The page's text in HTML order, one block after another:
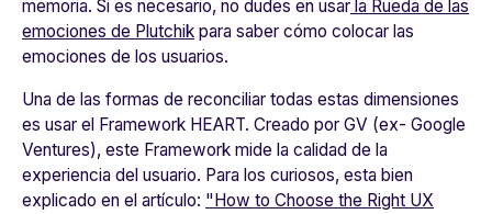
memoria. Si es necesario, no dudes en usar la Rueda de las
emociones de Plutchik para saber cómo colocar las
emociones de los usuarios.
Una de las formas de reconciliar todas estas dimensiones
es usar el Framework HEART. Creado por GV (ex- Google
Ventures), este Framework mide la calidad de la
experiencia del usuario. Para los curiosos, esta bien
explicado en el artículo: "How to Choose the Right UX